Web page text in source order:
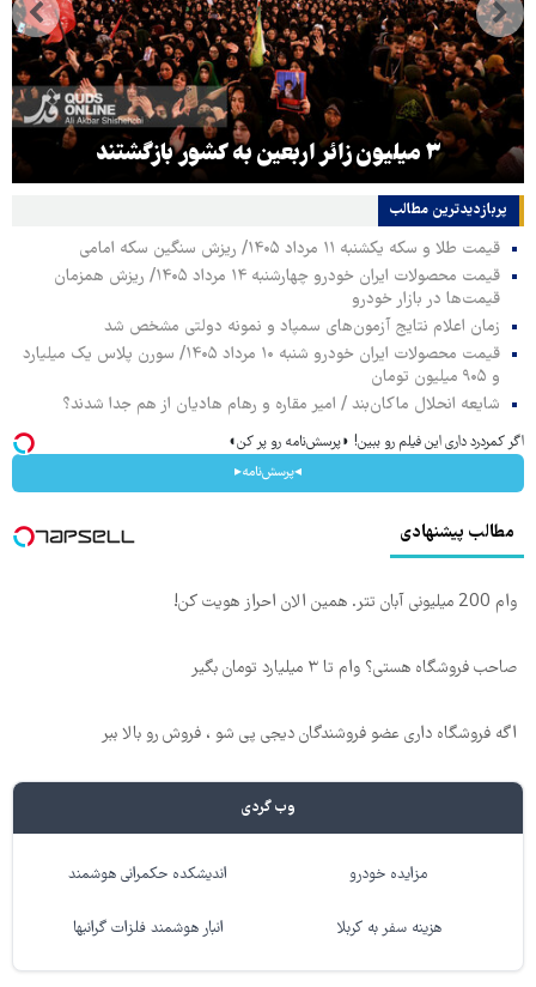
۳ میلیون زائر اربعین به کشور بازگشتند
پربازدیدترین‌ مطالب
قیمت طلا و سکه یکشنبه ۱۱ مرداد ۱۴۰۵/ ریزش سنگین سکه امامی
قیمت محصولات ایران خودرو چهارشنبه ۱۴ مرداد ۱۴۰۵/ ریزش همزمان
قیمت‌ها در بازار خودرو
زمان اعلام نتایج آزمون‌های سمپاد و نمونه دولتی مشخص شد
قیمت محصولات ایران خودرو شنبه ۱۰ مرداد ۱۴۰۵/ سورن پلاس یک میلیارد
و ۹۰۵ میلیون تومان
شایعه انحلال ماکان‌بند / امیر مقاره و رهام هادیان از هم جدا شدند؟
اگر کمردرد داری این فیلم رو ببین! ◗پرسش‌نامه رو پر کن◖
◂پرسش‌نامه▸
مطالب پیشنهادی
وام 200 میلیونی آبان تتر. همین الان احراز هویت کن!
صاحب فروشگاه هستی؟ وام تا ۳ میلیارد تومان بگیر
اگه فروشگاه داری عضو فروشندگان دیجی پی شو ، فروش رو بالا ببر
وب گردی
مزایده خودرو اندیشکده حکمرانی هوشمند
هزینه سفر به کربلا انبار هوشمند فلزات گرانبها